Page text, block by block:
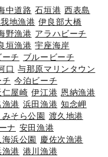
中道路 石垣港 西表島
地漁港 伊良部大橋
野漁港 アラハビーチ
垣漁港 宇座海岸
チ ブルービーチ
口 与那原マリンタウン
チ 今泊ビーチ
仁屋崎 伊江港 恩納漁港
漁港 浜田漁港 知念岬
そら公園 渡久地港
ナ 安田漁港
海浜公園
慶佐次漁港
漁港 港川漁港